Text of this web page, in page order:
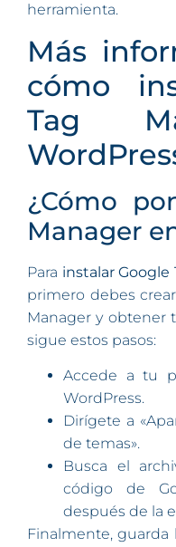
herramienta.
Más
cómo
Tag
¿Cómo
Manager
Para instalar Google
primero debes
Manager y obtener
sigue estos pasos:
Accede a tu
WordPress.
Dirígete a
de temas».
Busca el
código de
después de la
Finalmente, guarda